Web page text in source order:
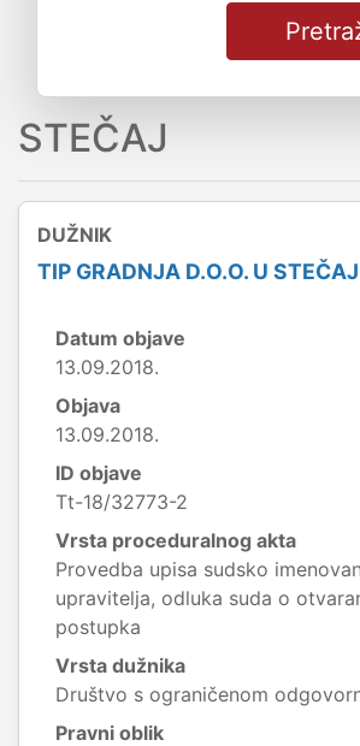
STEČAJ
DUŽNIK
TIP GRADNJA D.O.O. U
Datum objave
13.09.2018.
Objava
13.09.2018.
ID objave
Tt-18/32773-2
Vrsta proceduralnog akta
Provedba upisa sudsko
upravitelja, odluka suda o
postupka
Vrsta dužnika
Društvo s ograničenom
Pravni oblik